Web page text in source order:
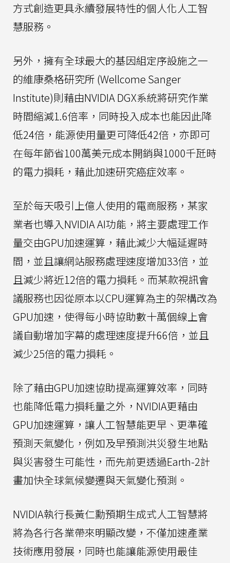
方式創造更具永續發展特性的個人化人工智
慧服務。
另外，擁有全球最大的基因組定序設施之一
的維康桑格研究所 (Wellcome Sanger
Institute)則藉由NVIDIA DGX系統將研究作業
時間縮減1.6倍率，同時投入成本也能因此降
低24倍，能源使用量更可降低42倍，亦即可
在每年節省100萬美元成本開銷與1000千瓩時
的電力損耗，藉此加速研究癌症效率。
至於每天吸引上億人使用的電商服務，某家
業者也導入NVIDIA AI功能，將主要處理工作
量交由GPU加速運算，藉此減少大幅延遲時
間，並且讓網站服務處理速度增加33倍，並
且減少將近12倍的電力損耗。而某款視訊會
議服務也因從原本以CPU運算為主的架構改為
GPU加速，使得每小時協助數十萬個線上會
議自動增加字幕的處理速度提升66倍，並且
減少25倍的電力損耗。
除了藉由GPU加速協助提高運算效率，同時
也能降低電力損耗量之外，NVIDIA更藉由
GPU加速運算，讓人工智慧能更早、更準確
預測天氣變化，例如及早預測洪災發生地點
與災害發生可能性，而先前更透過Earth-2計
畫加快全球氣候變遷與天氣變化預測。
NVIDIA執行長黃仁勳預期生成式人工智慧將
將為各行各業帶來明顯改變，不僅加速產業
技術應用發展，同時也能讓能源使用最佳